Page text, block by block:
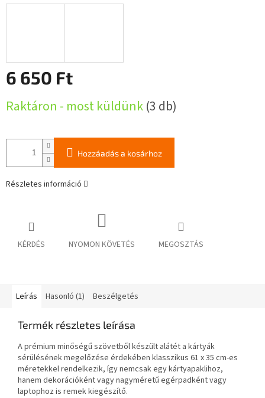
6 650 Ft
Raktáron - most küldünk(3 db)
Hozzáadás a kosárhoz
Részletes információ
KÉRDÉS NYOMON KÖVETÉS MEGOSZTÁS
Leírás Hasonló (1) Beszélgetés
Termék részletes leírása
A prémium minőségű szövetből készült alátét a kártyák
sérülésének megelőzése érdekében klasszikus 61 x 35 cm-es
méretekkel rendelkezik, így nemcsak egy kártyapaklihoz,
hanem dekorációként vagy nagyméretű egérpadként vagy
laptophoz is remek kiegészítő.